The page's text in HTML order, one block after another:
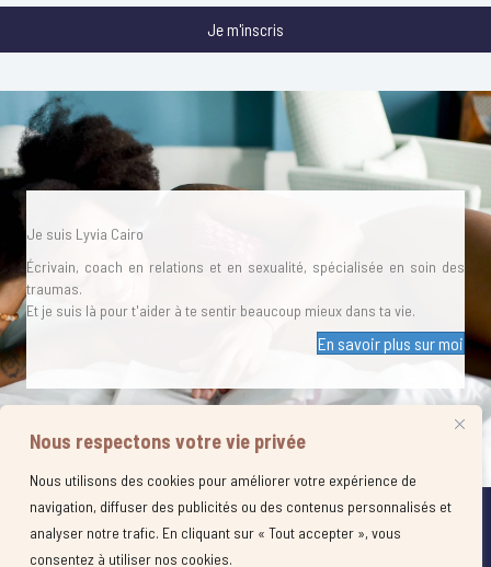
Nous respectons votre vie privée
Nous utilisons des cookies pour améliorer votre expérience de
navigation, diffuser des publicités ou des contenus personnalisés et
analyser notre trafic. En cliquant sur « Tout accepter », vous
consentez à utiliser nos cookies.
Je m'inscris
Je suis Lyvia Cairo
Écrivain, coach en relations et en sexualité, spécialisée en soin des
traumas.
Et je suis là pour t'aider à te sentir beaucoup mieux dans ta vie.
En savoir plus sur moi
© 2021 Lyvia Cairo .Tous droits réservés ⎥CGV⎥Mentions légales⎥Politique
de confidentalité⎥Politique de cookies ⎥ Site + Graphisme réalisés par
Calliframe.com